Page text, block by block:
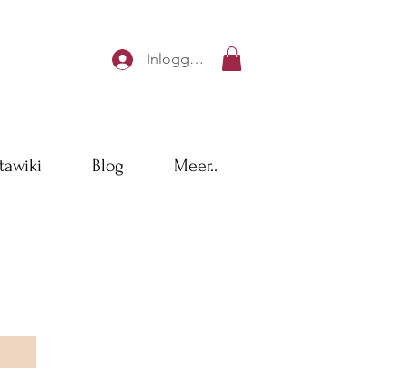
Inloggen
Blog Meer..